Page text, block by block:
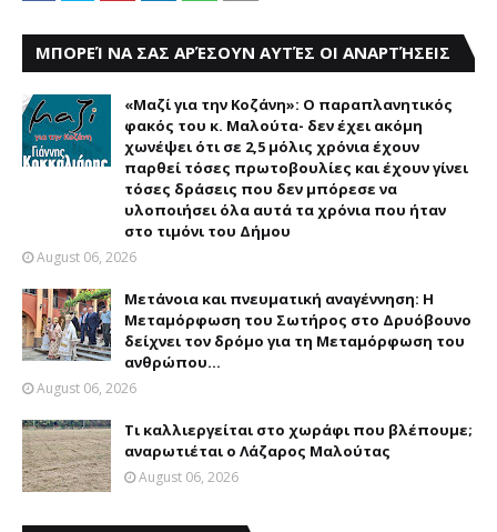
ΜΠΟΡΕΊ ΝΑ ΣΑΣ ΑΡΈΣΟΥΝ ΑΥΤΈΣ ΟΙ ΑΝΑΡΤΉΣΕΙΣ
«Μαζί για την Κοζάνη»: Ο παραπλανητικός
φακός του κ. Μαλούτα- δεν έχει ακόμη
χωνέψει ότι σε 2,5 μόλις χρόνια έχουν
παρθεί τόσες πρωτοβουλίες και έχουν γίνει
τόσες δράσεις που δεν μπόρεσε να
υλοποιήσει όλα αυτά τα χρόνια που ήταν
στο τιμόνι του Δήμου
August 06, 2026
Μετάνοια και πνευματική αναγέννηση: Η
Μεταμόρφωση του Σωτήρος στο Δρυόβουνο
δείχνει τον δρόμο για τη Μεταμόρφωση του
ανθρώπου...
August 06, 2026
Τι καλλιεργείται στο χωράφι που βλέπουμε;
αναρωτιέται ο Λάζαρος Μαλούτας
August 06, 2026